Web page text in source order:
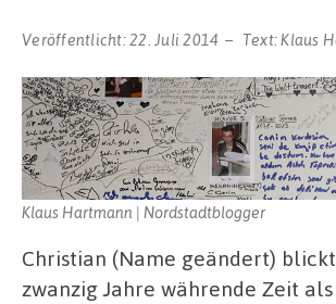
Veröffentlicht:22. Juli 2014 Text:Klaus
Klaus Hartmann | Nordstadtblogger
Christian (Name geändert)
zwanzig Jahre währende Zeit als